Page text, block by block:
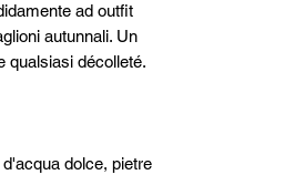
ad outfit
autunnali. Un
qualsiasi décolleté.
dolce, pietre